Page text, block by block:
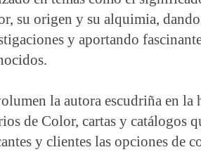
su origen y su alquimia,
y aportando
la autora escudriña en la
de Color, cartas y catálogos
y clientes las opciones de